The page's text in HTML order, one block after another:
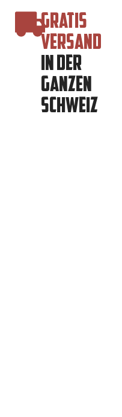
GRATIS
VERSAND
IN DER
GANZEN
SCHWEIZ